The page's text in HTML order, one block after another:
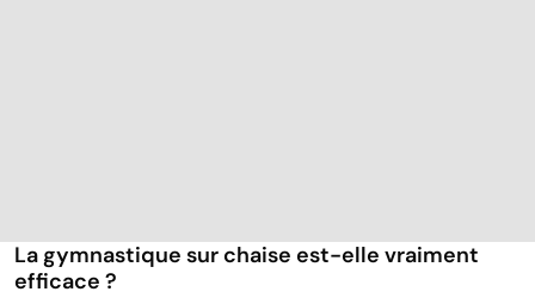
La gymnastique sur chaise est-elle vraiment
efficace ?